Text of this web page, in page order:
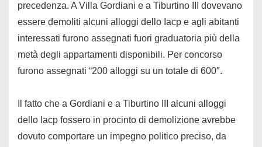
precedenza. A Villa Gordiani e a Tiburtino III dovevano
essere demoliti alcuni alloggi dello Iacp e agli abitanti
interessati furono assegnati fuori graduatoria più della
metà degli appartamenti disponibili. Per concorso
furono assegnati “200 alloggi su un totale di 600″.
Il fatto che a Gordiani e a Tiburtino III alcuni alloggi
dello Iacp fossero in procinto di demolizione avrebbe
dovuto comportare un impegno politico preciso, da